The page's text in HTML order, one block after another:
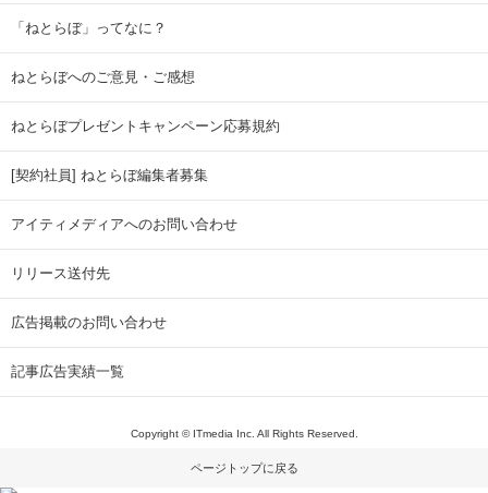
「ねとらぼ」ってなに？
ねとらぼへのご意見・ご感想
ねとらぼプレゼントキャンペーン応募規約
[契約社員] ねとらぼ編集者募集
アイティメディアへのお問い合わせ
リリース送付先
広告掲載のお問い合わせ
記事広告実績一覧
Copyright © ITmedia Inc. All Rights Reserved.
ページトップに戻る